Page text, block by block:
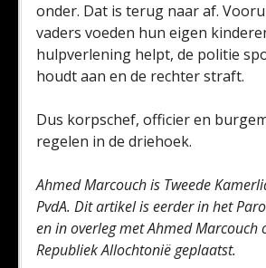
onder. Dat is terug naar af.
vaders voeden hun eigen
hulpverlening helpt, de politie
houdt aan en de rechter straft.
Dus korpschef, officier en
regelen in de driehoek.
Ahmed Marcouch is Tweede
PvdA. Dit artikel is eerder in het
en in overleg met Ahmed Marcouch
Republiek Allochtonië geplaatst.